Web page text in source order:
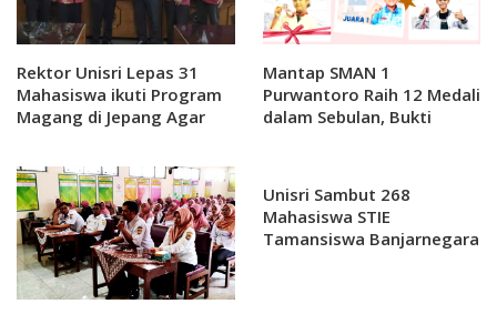
Rektor Unisri Lepas 31
Mahasiswa ikuti Program
Magang di Jepang Agar
Mantap SMAN 1
Purwantoro Raih 12 Medali
dalam Sebulan, Bukti
Unisri Sambut 268
Mahasiswa STIE
Tamansiswa Banjarnegara